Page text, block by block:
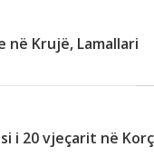
në Krujë, Lamallari
i 20 vjeçarit në